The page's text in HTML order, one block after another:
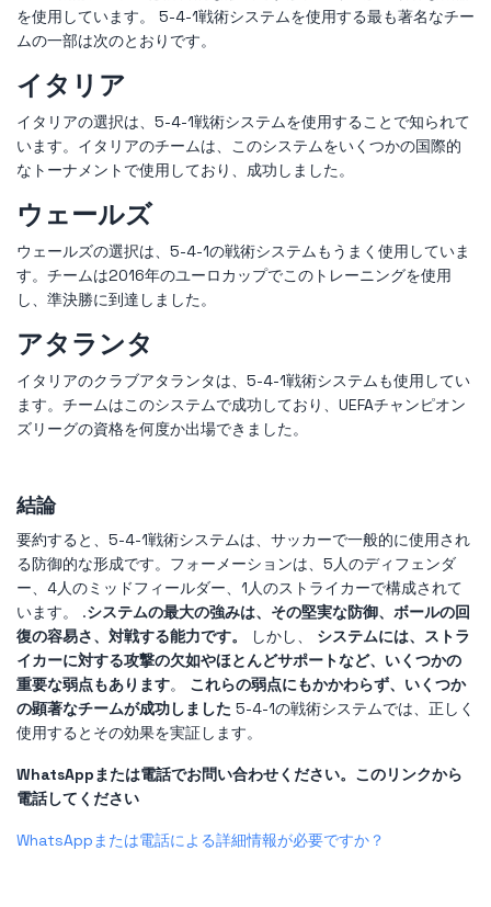
を使用しています。 5-4-1戦術システムを使用する最も著名なチー
ムの一部は次のとおりです。
イタリア
イタリアの選択は、5-4-1戦術システムを使用することで知られて
います。イタリアのチームは、このシステムをいくつかの国際的
なトーナメントで使用しており、成功しました。
ウェールズ
ウェールズの選択は、5-4-1の戦術システムもうまく使用していま
す。チームは2016年のユーロカップでこのトレーニングを使用
し、準決勝に到達しました。
アタランタ
イタリアのクラブアタランタは、5-4-1戦術システムも使用してい
ます。チームはこのシステムで成功しており、UEFAチャンピオン
ズリーグの資格を何度か出場できました。
結論
要約すると、5-4-1戦術システムは、サッカーで一般的に使用され
る防御的な形成です。フォーメーションは、5人のディフェンダ
ー、4人のミッドフィールダー、1人のストライカーで構成されて
います。 .システムの最大の強みは、その堅実な防御、ボールの回
復の容易さ、対戦する能力です。
しかし、 システムには、ストラ
イカーに対する攻撃の欠如やほとんどサポートなど、いくつかの
重要な弱点もあります。
これらの弱点にもかかわらず、いくつか
の顕著なチームが成功しました 5-4-1の戦術システムでは、正しく
使用するとその効果を実証します。
WhatsAppまたは電話でお問い合わせください。このリンクから
電話してください
WhatsAppまたは電話による詳細情報が必要ですか？